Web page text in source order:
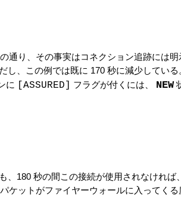
通り、その事実はコネクション追跡には
、この例では既に 170 秒に減少してい
に [ASSURED] フラグが付くには、 NEW
180 秒の間この接続が使用されなければ
ットがファイヤーウォールに入ってく